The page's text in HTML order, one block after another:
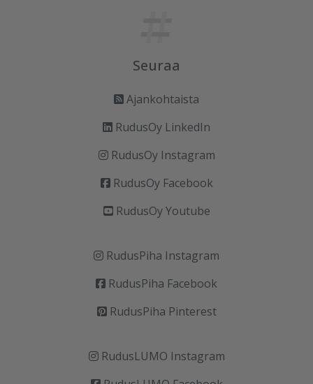
Seuraa
Ajankohtaista
RudusOy LinkedIn
RudusOy Instagram
RudusOy Facebook
RudusOy Youtube
RudusPiha Instagram
RudusPiha Facebook
RudusPiha Pinterest
RudusLUMO Instagram